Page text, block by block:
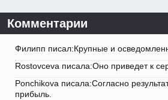
Комментарии
Филипп писал:Крупные и
Rostovceva писала:Оно приведет к
Ponchikova писала:Согласно
прибыль.